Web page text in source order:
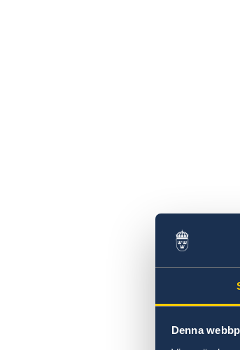
Denna